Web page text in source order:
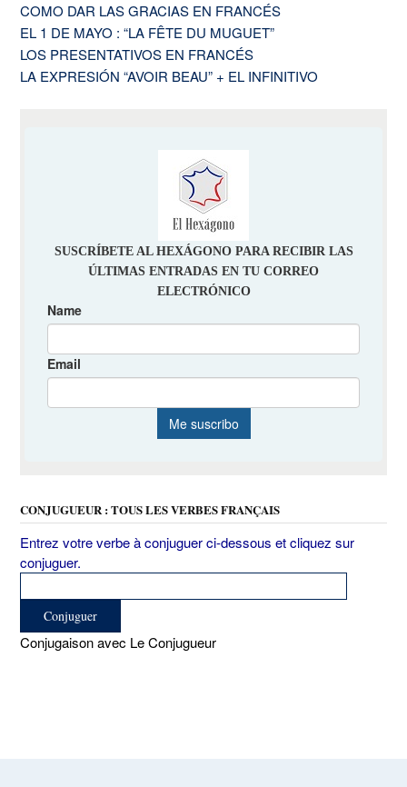
COMO DAR LAS GRACIAS EN FRANCÉS
EL 1 DE MAYO : “LA FÊTE DU MUGUET”
LOS PRESENTATIVOS EN FRANCÉS
LA EXPRESIÓN “AVOIR BEAU” + EL INFINITIVO
CONJUGUEUR : TOUS LES VERBES FRANÇAIS
Entrez votre verbe à conjuguer ci-dessous et cliquez sur
conjuguer.
Conjugaison avec Le Conjugueur